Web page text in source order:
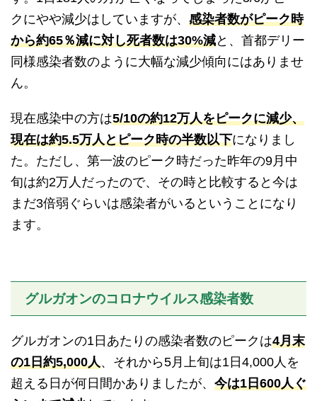
クにやや減少はしていますが、 感染者数がピーク時
から約65％減に対し死者数は30%減と、首都デリー
同様感染者数のように大幅な減少傾向にはありませ
ん。
現在感染中の方は5/10の約12万人をピークに減少、
現在は約5.5万人とピーク時の半数以下になりまし
た。ただし、第一波のピーク時だった昨年の9 月中
旬は約2万人だったので、その時と比較すると今は
まだ3倍弱ぐらいは感染者がいるということになり
ます。
グルガオンのコロナウイルス感染者数
グルガオンの1日あたりの感染者数のピークは4月末
の1日約5,000人、それから5月上旬は1日4,000人を
超える日が何日間かありましたが、 今は1日600人ぐ